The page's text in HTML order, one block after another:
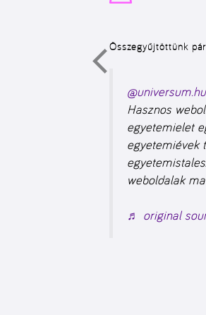
Összegyűjtöttünk
@universum.hu
Hasznos
egyetemielet
egyetemiévek
weboldalak
♬ original